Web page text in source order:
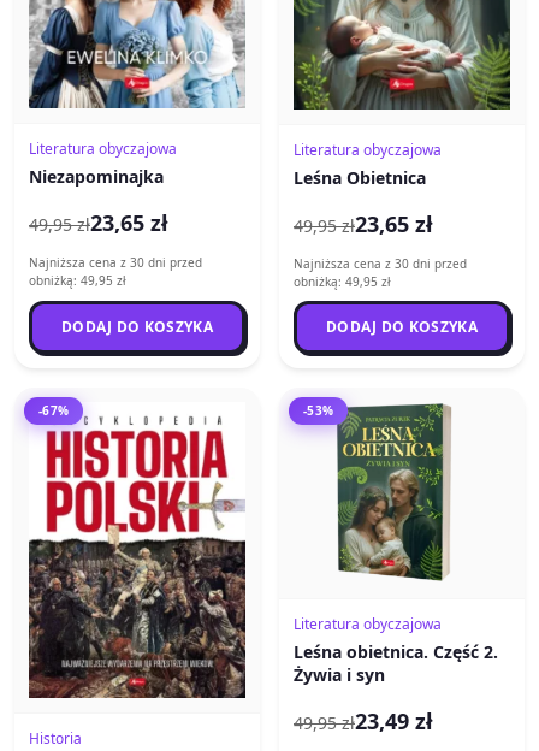
Literatura obyczajowa
Niezapominajka
49,95 zł23,65 zł
Najniższa cena z 30 dni przed
obniżką: 49,95 zł
DODAJ DO KOSZYKA
Literatura obyczajowa
Leśna Obietnica
49,95 zł23,65 zł
Najniższa cena z 30 dni przed
obniżką: 49,95 zł
DODAJ DO KOSZYKA
-67%
Historia
-53%
Literatura obyczajowa
Leśna obietnica. Część 2.
Żywia i syn
49,95 zł23,49 zł